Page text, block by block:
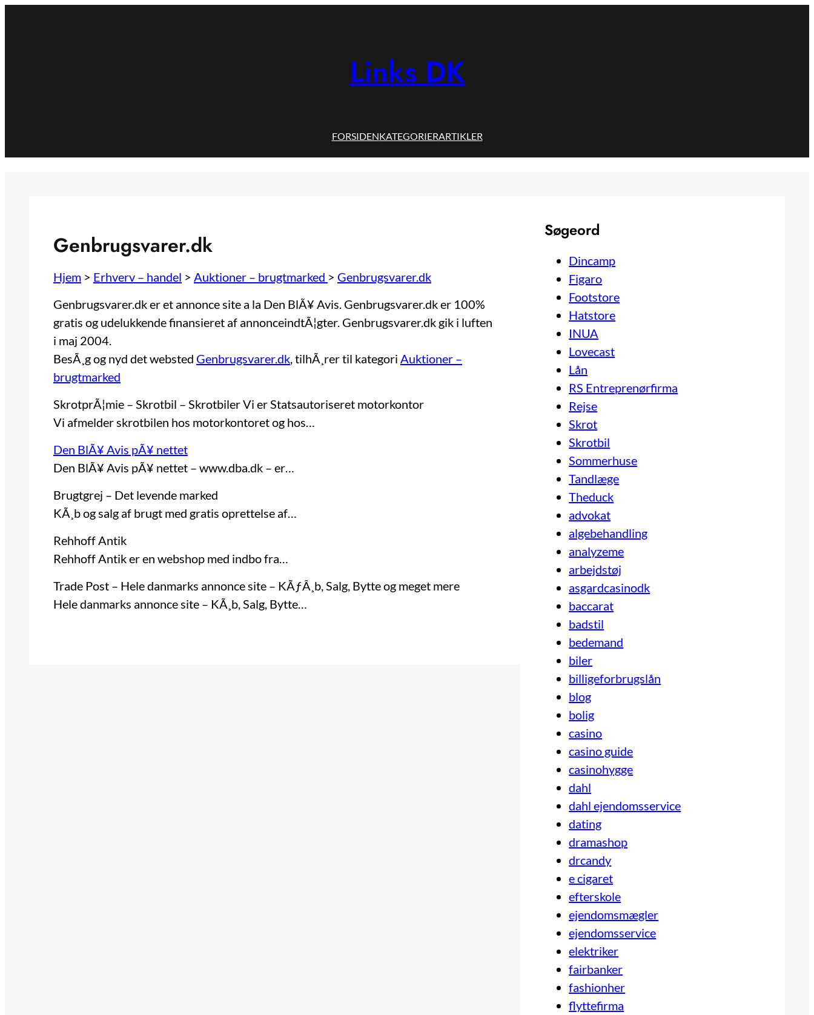
Links DK
FORSIDENKATEGORIERARTIKLER
Genbrugsvarer.dk
Hjem > Erhverv – handel > Auktioner – brugtmarked > Genbrugsvarer.dk
Genbrugsvarer.dk er et annonce site a la Den BlÃ¥ Avis. Genbrugsvarer.dk er 100%
gratis og udelukkende finansieret af annonceindtÃ¦gter. Genbrugsvarer.dk gik i luften
i maj 2004.
BesÃ¸g og nyd det websted Genbrugsvarer.dk, tilhÃ¸rer til kategori Auktioner –
brugtmarked
SkrotprÃ¦mie – Skrotbil – Skrotbiler Vi er Statsautoriseret motorkontor
Vi afmelder skrotbilen hos motorkontoret og hos…
Den BlÃ¥ Avis pÃ¥ nettet
Den BlÃ¥ Avis pÃ¥ nettet – www.dba.dk – er…
Brugtgrej – Det levende marked
KÃ¸b og salg af brugt med gratis oprettelse af…
Rehhoff Antik
Rehhoff Antik er en webshop med indbo fra…
Trade Post – Hele danmarks annonce site – KÃƒÂ¸b, Salg, Bytte og meget mere
Hele danmarks annonce site – KÃ¸b, Salg, Bytte…
Søgeord
Dincamp
Figaro
Footstore
Hatstore
INUA
Lovecast
Lån
RS Entreprenørfirma
Rejse
Skrot
Skrotbil
Sommerhuse
Tandlæge
Theduck
advokat
algebehandling
analyzeme
arbejdstøj
asgardcasinodk
baccarat
badstil
bedemand
biler
billigeforbrugslån
blog
bolig
casino
casino guide
casinohygge
dahl
dahl ejendomsservice
dating
dramashop
drcandy
e cigaret
efterskole
ejendomsmægler
ejendomsservice
elektriker
fairbanker
fashionher
flyttefirma